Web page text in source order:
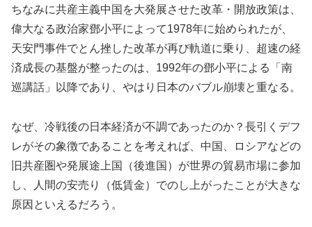
ちなみに共産主義中国を大発展させた改革・開放政策は、
偉大なる政治家鄧小平によって1978年に始められたが、
天安門事件でとん挫した改革が再び軌道に乗り、超速の経
済成長の基盤が整ったのは、1992年の鄧小平による「南
巡講話」以降であり、やはり日本のバブル崩壊と重なる。
なぜ、冷戦後の日本経済が不調であったのか？長引くデフ
レがその象徴であることを考えれば、中国、ロシアなどの
旧共産圏や発展途上国（後進国）が世界の貿易市場に参加
し、人間の安売り（低賃金）でのし上がったことが大きな
原因といえるだろう。